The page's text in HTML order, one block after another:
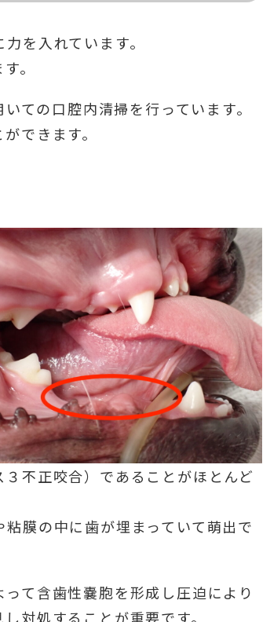
を入れています。
。
ての口腔内清掃を行っています。
できます。
不正咬合）であることがほとんど
膜の中に歯が埋まっていて萌出で
て含歯性嚢胞を形成し圧迫により
対処することが重要です。